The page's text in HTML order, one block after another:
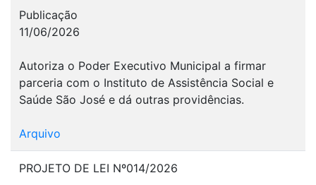
Publicação
11/06/2026
Autoriza o Poder Executivo Municipal a firmar
parceria com o Instituto de Assistência Social e
Saúde São José e dá outras providências.
Arquivo
PROJETO DE LEI Nº014/2026